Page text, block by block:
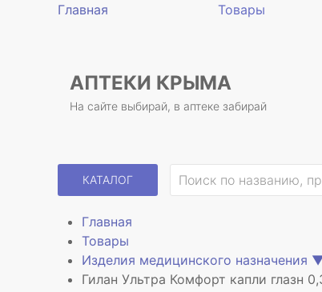
Главная Товары
АПТЕКИ КРЫМА
На сайте выбирай, в аптеке забирай
КАТАЛОГ
Главная
Товары
Изделия медицинского назначения
Гилан Ультра Комфорт капли глазн